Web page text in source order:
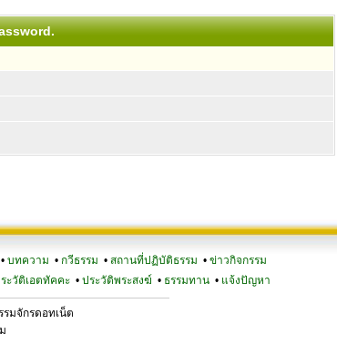
• บทความ • กวีธรรม • สถานที่ปฏิบัติธรรม • ข่าวกิจกรรม
ะวัติเอตทัคคะ• ประวัติพระสงฆ์ • ธรรมทาน• แจ้งปัญหา
มจักรดอทเน็ต